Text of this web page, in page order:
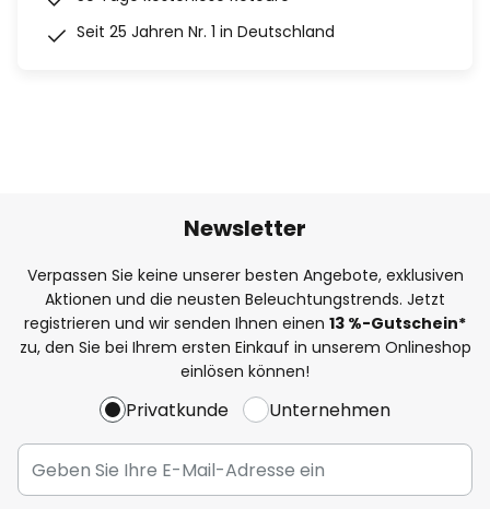
Seit 25 Jahren Nr. 1 in Deutschland
Newsletter
Verpassen Sie keine unserer besten Angebote, exklusiven
Aktionen und die neusten Beleuchtungstrends. Jetzt
registrieren und wir senden Ihnen einen 13 %-Gutschein*
zu, den Sie bei Ihrem ersten Einkauf in unserem Onlineshop
einlösen können!
Privatkunde Unternehmen